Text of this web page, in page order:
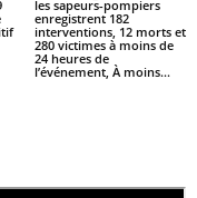
les sapeurs-pompiers
enregistrent 182
interventions, 12 morts et
280 victimes à moins de
24 heures de
l’événement, À moins...